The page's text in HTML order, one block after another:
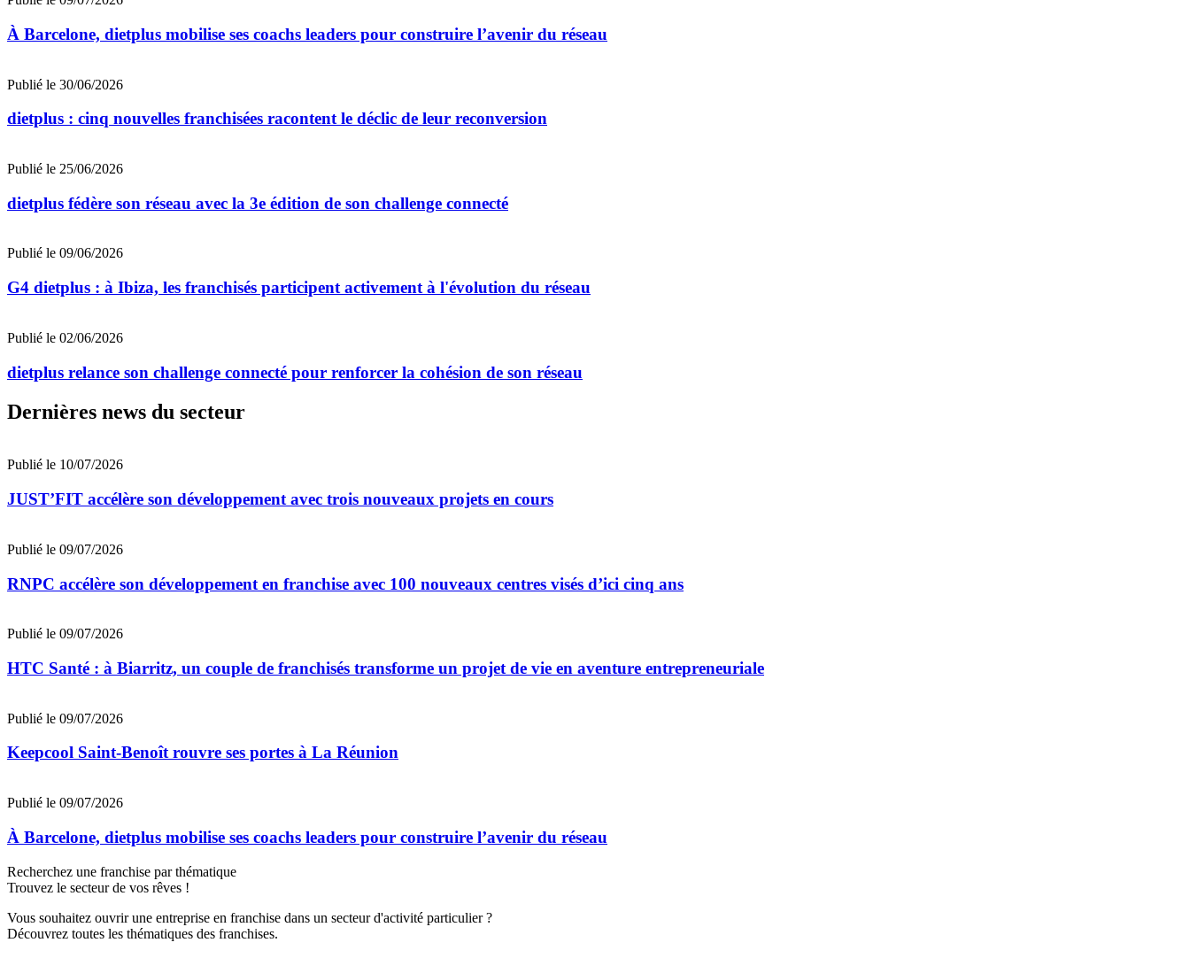
À Barcelone, dietplus mobilise ses coachs leaders pour construire l’avenir du réseau
Publié le 30/06/2026
dietplus : cinq nouvelles franchisées racontent le déclic de leur reconversion
Publié le 25/06/2026
dietplus fédère son réseau avec la 3e édition de son challenge connecté
Publié le 09/06/2026
G4 dietplus : à Ibiza, les franchisés participent activement à l'évolution du réseau
Publié le 02/06/2026
dietplus relance son challenge connecté pour renforcer la cohésion de son réseau
Dernières news du secteur
Publié le 10/07/2026
JUST’FIT accélère son développement avec trois nouveaux projets en cours
Publié le 09/07/2026
RNPC accélère son développement en franchise avec 100 nouveaux centres visés d’ici cinq ans
Publié le 09/07/2026
HTC Santé : à Biarritz, un couple de franchisés transforme un projet de vie en aventure entrepreneuriale
Publié le 09/07/2026
Keepcool Saint-Benoît rouvre ses portes à La Réunion
Publié le 09/07/2026
À Barcelone, dietplus mobilise ses coachs leaders pour construire l’avenir du réseau
Recherchez une franchise par thématique
Trouvez le secteur de vos rêves !
Vous souhaitez ouvrir une entreprise en franchise dans un secteur d'activité particulier ?
Découvrez toutes les thématiques des franchises.